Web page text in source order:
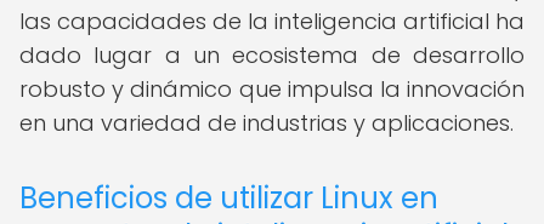
las capacidades de la inteligencia artificial ha
dado lugar a un ecosistema de desarrollo
robusto y dinámico que impulsa la innovación
en una variedad de industrias y aplicaciones.
Beneficios de utilizar Linux en